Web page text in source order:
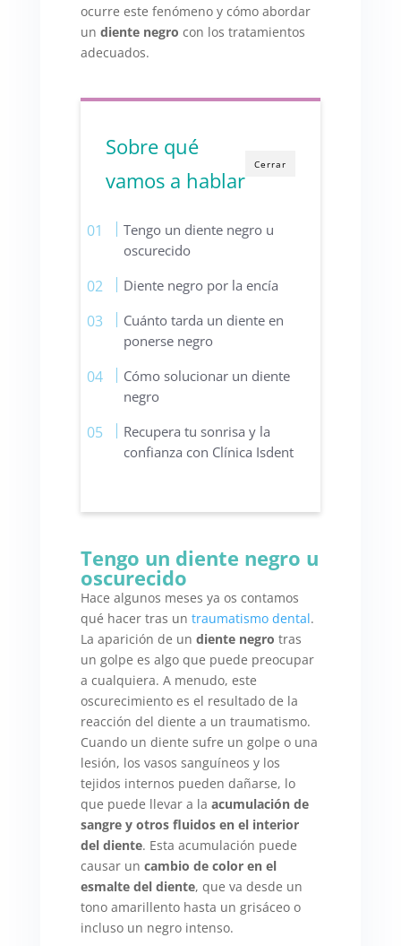
ocurre este fenómeno y cómo abordar
un diente negro con los tratamientos
adecuados.
Cerrar
Sobre qué
vamos a hablar
Tengo un diente negro u
oscurecido
Diente negro por la encía
Cuánto tarda un diente en
ponerse negro
Cómo solucionar un diente
negro
Recupera tu sonrisa y la
confianza con Clínica Isdent
Tengo un diente negro u
oscurecido
Hace algunos meses ya os contamos
qué hacer tras un traumatismo dental.
La aparición de un diente negro tras
un golpe es algo que puede preocupar
a cualquiera. A menudo, este
oscurecimiento es el resultado de la
reacción del diente a un traumatismo.
Cuando un diente sufre un golpe o una
lesión, los vasos sanguíneos y los
tejidos internos pueden dañarse, lo
que puede llevar a la acumulación de
sangre y otros fluidos en el interior
del diente. Esta acumulación puede
causar un cambio de color en el
esmalte del diente, que va desde un
tono amarillento hasta un grisáceo o
incluso un negro intenso.